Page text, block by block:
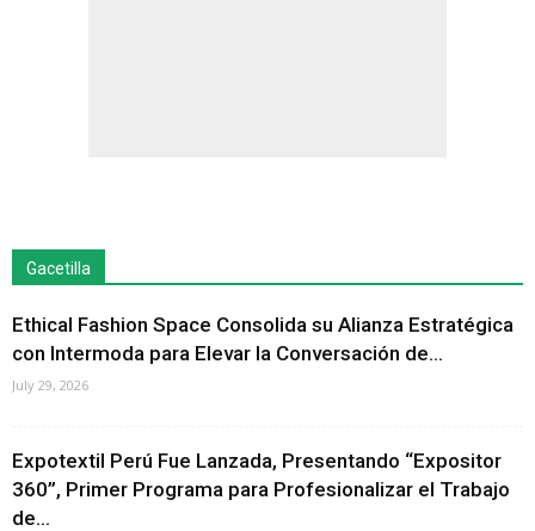
Gacetilla
Ethical Fashion Space Consolida su Alianza Estratégica
con Intermoda para Elevar la Conversación de...
July 29, 2026
Expotextil Perú Fue Lanzada, Presentando “Expositor
360”, Primer Programa para Profesionalizar el Trabajo
de...